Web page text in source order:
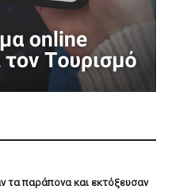
τα παράπονα και εκτόξευσαν